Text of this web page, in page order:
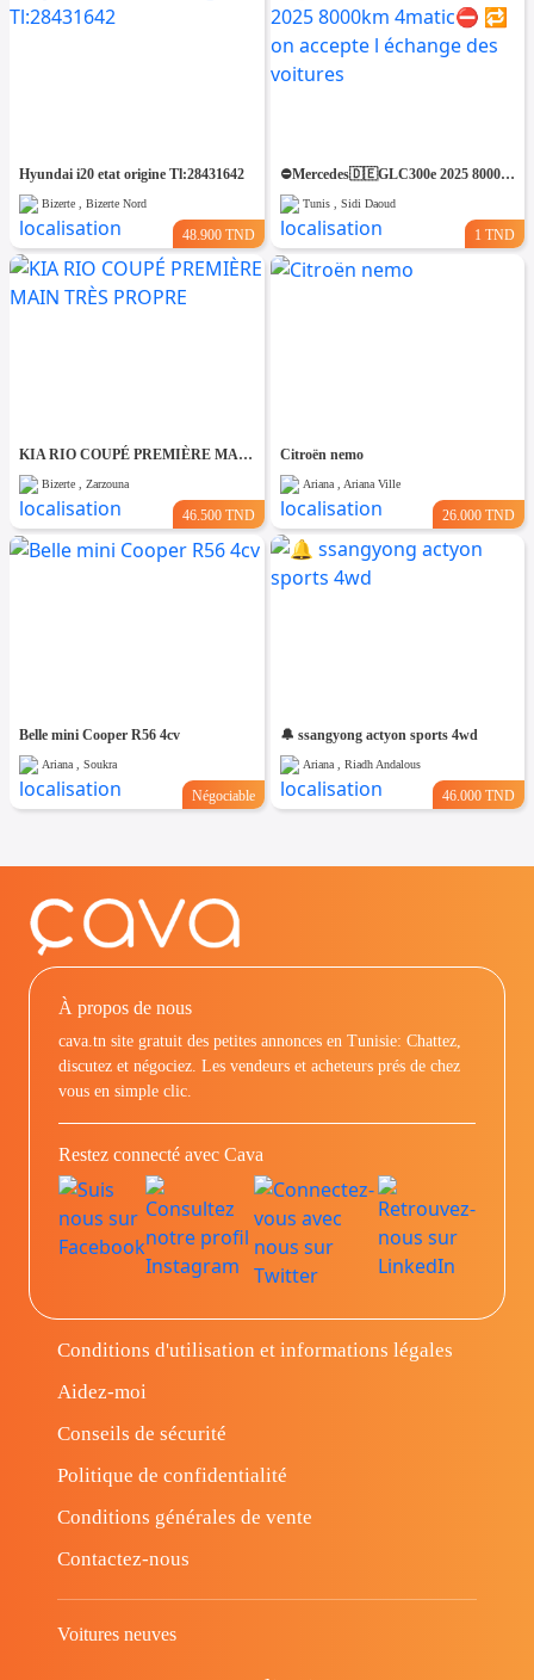
Hyundai i20 etat origine Tl:28431642
Bizerte , Bizerte Nord
48.900 TND
⛔️Mercedes🇩🇪GLC300e 2025 8000km 4matic⛔️ 🔁 on accepte l échange des voitures
Tunis , Sidi Daoud
1 TND
KIA RIO COUPÉ PREMIÈRE MAIN TRÈS PROPRE
Bizerte , Zarzouna
46.500 TND
Citroën nemo
Ariana , Ariana Ville
26.000 TND
Belle mini Cooper R56 4cv
Ariana , Soukra
Négociable
🔔 ssangyong actyon sports 4wd
Ariana , Riadh Andalous
46.000 TND
À propos de nous
cava.tn site gratuit des petites annonces en Tunisie: Chattez,
discutez et négociez. Les vendeurs et acheteurs prés de chez
vous en simple clic.
Restez connecté avec Cava
Conditions d'utilisation et informations légales
Aidez-moi
Conseils de sécurité
Politique de confidentialité
Conditions générales de vente
Contactez-nous
Voitures neuves